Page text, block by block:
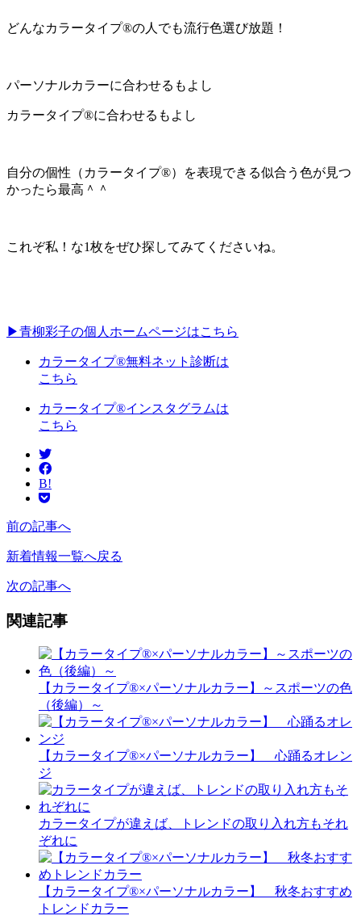
どんなカラータイプ®️の人でも流行色選び放題！
パーソナルカラーに合わせるもよし
カラータイプ®️に合わせるもよし
自分の個性（カラータイプ®️）を表現できる似合う色が見つ
かったら最高＾＾
これぞ私！な1枚をぜひ探してみてくださいね。
▶青柳彩子の個人ホームページはこちら
カラータイプ®無料ネット診断は
こちら
カラータイプ®インスタグラムは
こちら
B!
前の記事へ
新着情報一覧へ戻る
次の記事へ
関連記事
【カラータイプ®×パーソナルカラー】～スポーツの色
（後編）～
【カラータイプ®×パーソナルカラー】 心踊るオレン
ジ
カラータイプが違えば、トレンドの取り入れ方もそれ
ぞれに
【カラータイプ®×パーソナルカラー】 秋冬おすすめ
トレンドカラー